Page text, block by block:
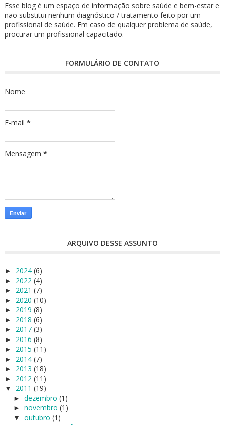
Esse blog é um espaço de informação sobre saúde e bem-estar e
não substitui nenhum diagnóstico / tratamento feito por um
profissional de saúde. Em caso de qualquer problema de saúde,
procurar um profissional capacitado.
FORMULÁRIO DE CONTATO
Nome
E-mail *
Mensagem *
ARQUIVO DESSE ASSUNTO
► 2024 (6)
► 2022 (4)
► 2021 (7)
► 2020 (10)
► 2019 (8)
► 2018 (6)
► 2017 (3)
► 2016 (8)
► 2015 (11)
► 2014 (7)
► 2013 (18)
► 2012 (11)
▼ 2011 (19)
► dezembro (1)
► novembro (1)
▼ outubro (1)